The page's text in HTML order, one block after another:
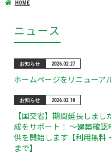
HOME
ニュース
お知らせ 2026.02.27
ホームページをリニューア
お知らせ 2026.02.18
【国交省】期間延長しま
成をサポート！ ～建築確
供を開始します【利用無料
まで】